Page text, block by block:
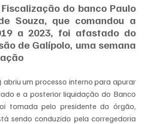
do banco Paulo
Souza, que comandou a
a 2023, foi afastado do
de Galípolo, uma semana
abriu um processo interno para apurar
e a posterior liquidação do Banco
tomada pelo presidente do órgão,
sendo conduzido pela corregedoria